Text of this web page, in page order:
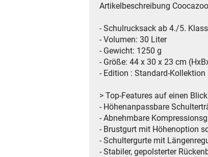
Artikelbeschreibung
- Schulrucksack ab 4./5.
- Volumen: 30 Liter
- Gewicht: 1250 g
- Größe: 44 x 30 x 23 cm
- Edition : Standard-Kollektion
> Top-Features auf einen
- Höhenanpassbare
- Abnehmbare
- Brustgurt mit Höhenoption
- Schultergurte mit
- Stabiler, gepolsterter